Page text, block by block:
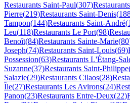
Restaurants Saint-Paul(307)Restaurants
Pierre(219)Restaurants Saint-Denis(
Tampon(144)Restaurants Saint-André(
Leu(118)Restaurants Le Port(98)
Benoît(84)Restaurants Sainte-Marie(80
Joseph(74)Restaurants Saint-Louis(69)
Possession(63)Restaurants L'Étang-
Suzanne(37)Restaurants Saint-Philippe
Salazie(29)Restaurants Cilaos(28)
Île(27)Restaurants Les Avirons(24)
Panon(23)Restaurants Entre-Deux(22)